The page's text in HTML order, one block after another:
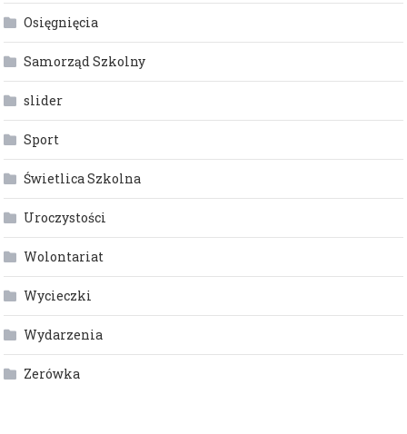
Osięgnięcia
Samorząd Szkolny
slider
Sport
Świetlica Szkolna
Uroczystości
Wolontariat
Wycieczki
Wydarzenia
Zerówka